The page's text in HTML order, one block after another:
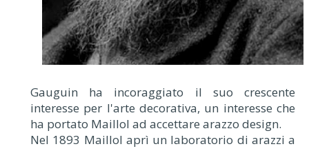
Gauguin ha incoraggiato il suo crescente
interesse per l'arte decorativa, un interesse che
ha portato Maillol ad accettare arazzo design.
Nel 1893 Maillol aprì un laboratorio di arazzi a